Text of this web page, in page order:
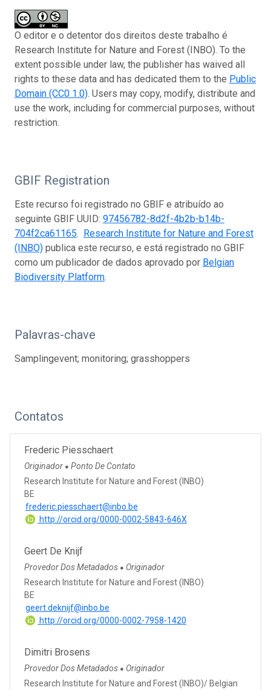
O editor e o detentor dos direitos deste trabalho é
Research Institute for Nature and Forest (INBO). To the
extent possible under law, the publisher has waived all
rights to these data and has dedicated them to the Public
Domain (CC0 1.0). Users may copy, modify, distribute and
use the work, including for commercial purposes, without
restriction.
GBIF Registration
Este recurso foi registrado no GBIF e atribuído ao
seguinte GBIF UUID: 97456782-8d2f-4b2b-b14b-
704f2ca61165. Research Institute for Nature and Forest
(INBO) publica este recurso, e está registrado no GBIF
como um publicador de dados aprovado por Belgian
Biodiversity Platform.
Palavras-chave
Samplingevent; monitoring; grasshoppers
Contatos
Frederic Piesschaert
Originador ● Ponto De Contato
Research Institute for Nature and Forest (INBO)
BE
frederic.piesschaert@inbo.be
http://orcid.org/0000-0002-5843-646X
Geert De Knijf
Provedor Dos Metadados ● Originador
Research Institute for Nature and Forest (INBO)
BE
geert.deknijf@inbo.be
http://orcid.org/0000-0002-7958-1420
Dimitri Brosens
Provedor Dos Metadados ● Originador
Research Institute for Nature and Forest (INBO)/ Belgian